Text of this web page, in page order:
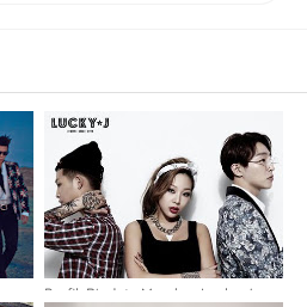
Profil, Biodata Member Lucky J